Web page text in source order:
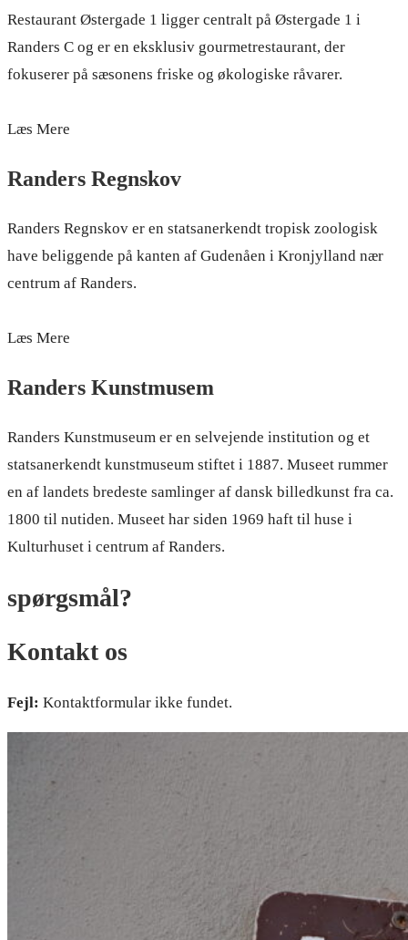
Restaurant Østergade 1 ligger centralt på Østergade 1 i
Randers C og er en eksklusiv gourmetrestaurant, der
fokuserer på sæsonens friske og økologiske råvarer.
Læs Mere
Randers Regnskov
Randers Regnskov er en statsanerkendt tropisk zoologisk
have beliggende på kanten af Gudenåen i Kronjylland nær
centrum af Randers.
Læs Mere
Randers Kunstmusem
Randers Kunstmuseum er en selvejende institution og et
statsanerkendt kunstmuseum stiftet i 1887. Museet rummer
en af landets bredeste samlinger af dansk billedkunst fra ca.
1800 til nutiden. Museet har siden 1969 haft til huse i
Kulturhuset i centrum af Randers.
spørgsmål?
Kontakt os
Fejl: Kontaktformular ikke fundet.